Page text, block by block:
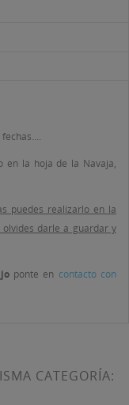
en la hoja de la Navaja,
puedes realizarlo en la
olvides darle a guardar y
ponte en contacto con
CATEGORÍA: